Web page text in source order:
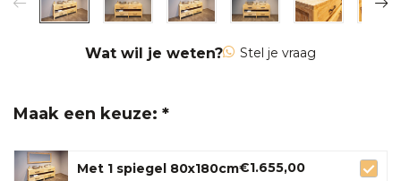
Wat wil je weten? Stel je vraag
Maak een keuze: *
Met 1 spiegel 80x180cm€1.655,00